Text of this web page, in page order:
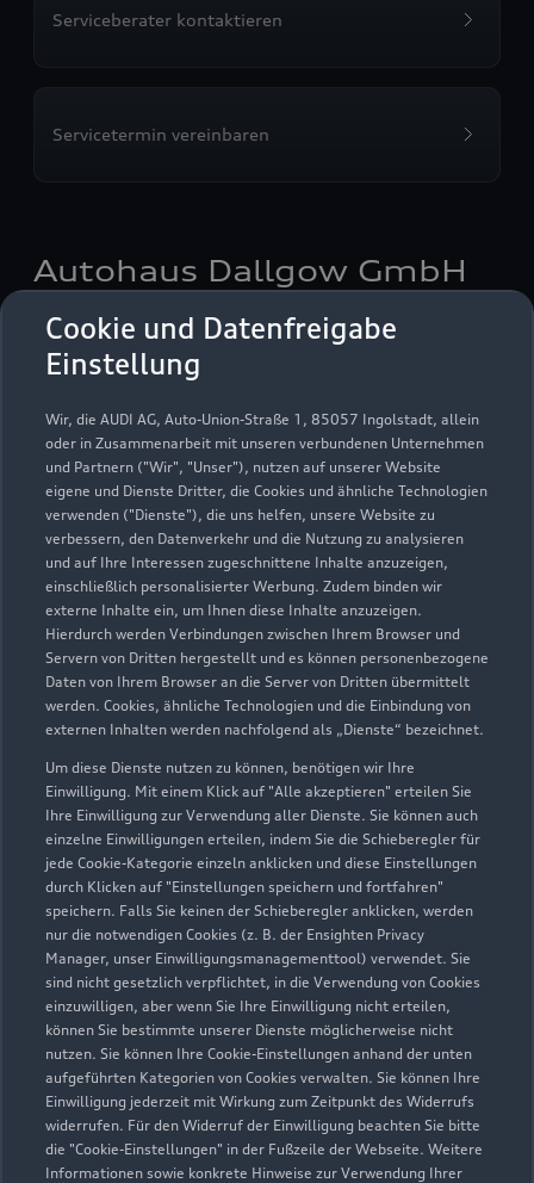
Cookie und Datenfreigabe
Einstellung
Wir, die AUDI AG, Auto-Union-Straße 1, 85057 Ingolstadt, allein
oder in Zusammenarbeit mit unseren verbundenen Unternehmen
und Partnern ("Wir", "Unser"), nutzen auf unserer Website
eigene und Dienste Dritter, die Cookies und ähnliche Technologien
verwenden ("Dienste"), die uns helfen, unsere Website zu
verbessern, den Datenverkehr und die Nutzung zu analysieren
und auf Ihre Interessen zugeschnittene Inhalte anzuzeigen,
einschließlich personalisierter Werbung. Zudem binden wir
externe Inhalte ein, um Ihnen diese Inhalte anzuzeigen.
Hierdurch werden Verbindungen zwischen Ihrem Browser und
Servern von Dritten hergestellt und es können personenbezogene
Daten von Ihrem Browser an die Server von Dritten übermittelt
werden. Cookies, ähnliche Technologien und die Einbindung von
externen Inhalten werden nachfolgend als „Dienste“ bezeichnet.
Um diese Dienste nutzen zu können, benötigen wir Ihre
Einwilligung. Mit einem Klick auf "Alle akzeptieren" erteilen Sie
Ihre Einwilligung zur Verwendung aller Dienste. Sie können auch
einzelne Einwilligungen erteilen, indem Sie die Schieberegler für
jede Cookie-Kategorie einzeln anklicken und diese Einstellungen
durch Klicken auf "Einstellungen speichern und fortfahren"
speichern. Falls Sie keinen der Schieberegler anklicken, werden
nur die notwendigen Cookies (z. B. der Ensighten Privacy
Manager, unser Einwilligungsmanagementtool) verwendet. Sie
sind nicht gesetzlich verpflichtet, in die Verwendung von Cookies
einzuwilligen, aber wenn Sie Ihre Einwilligung nicht erteilen,
können Sie bestimmte unserer Dienste möglicherweise nicht
nutzen. Sie können Ihre Cookie-Einstellungen anhand der unten
aufgeführten Kategorien von Cookies verwalten. Sie können Ihre
Einwilligung jederzeit mit Wirkung zum Zeitpunkt des Widerrufs
widerrufen. Für den Widerruf der Einwilligung beachten Sie bitte
die "Cookie-Einstellungen" in der Fußzeile der Webseite. Weitere
Informationen sowie konkrete Hinweise zur Verwendung Ihrer
Serviceberater kontaktieren
Servicetermin vereinbaren
Autohaus Dallgow GmbH
Servicepartner e-tron
Wilmsstraße 120
14624 Dallgow
03322 50500
info@autohaus-dallgow.de
Kontaktdaten herunterladen
Öffnungszeiten
Service
Geschlossen,öffnet amMontag 06:00